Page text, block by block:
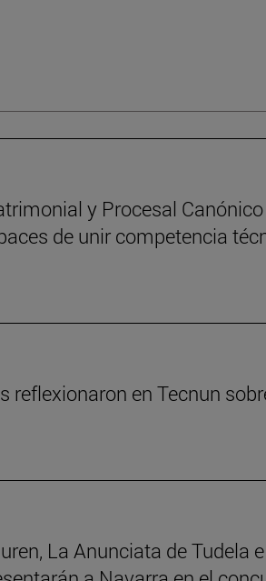
y Procesal Canónico
de unir competencia
reflexionaron en Tecnun
La Anunciata de Tudela